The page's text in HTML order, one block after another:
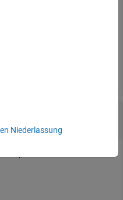
Use the object to
Niederlassung